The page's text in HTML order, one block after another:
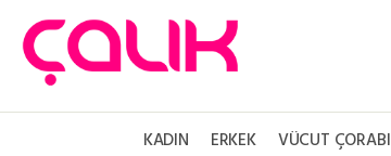
KADIN ERKEK VÜCUT ÇORABI